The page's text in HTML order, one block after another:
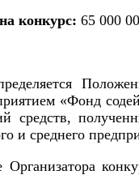
конкурс: 65 000
«Фонд
средств,
среднего